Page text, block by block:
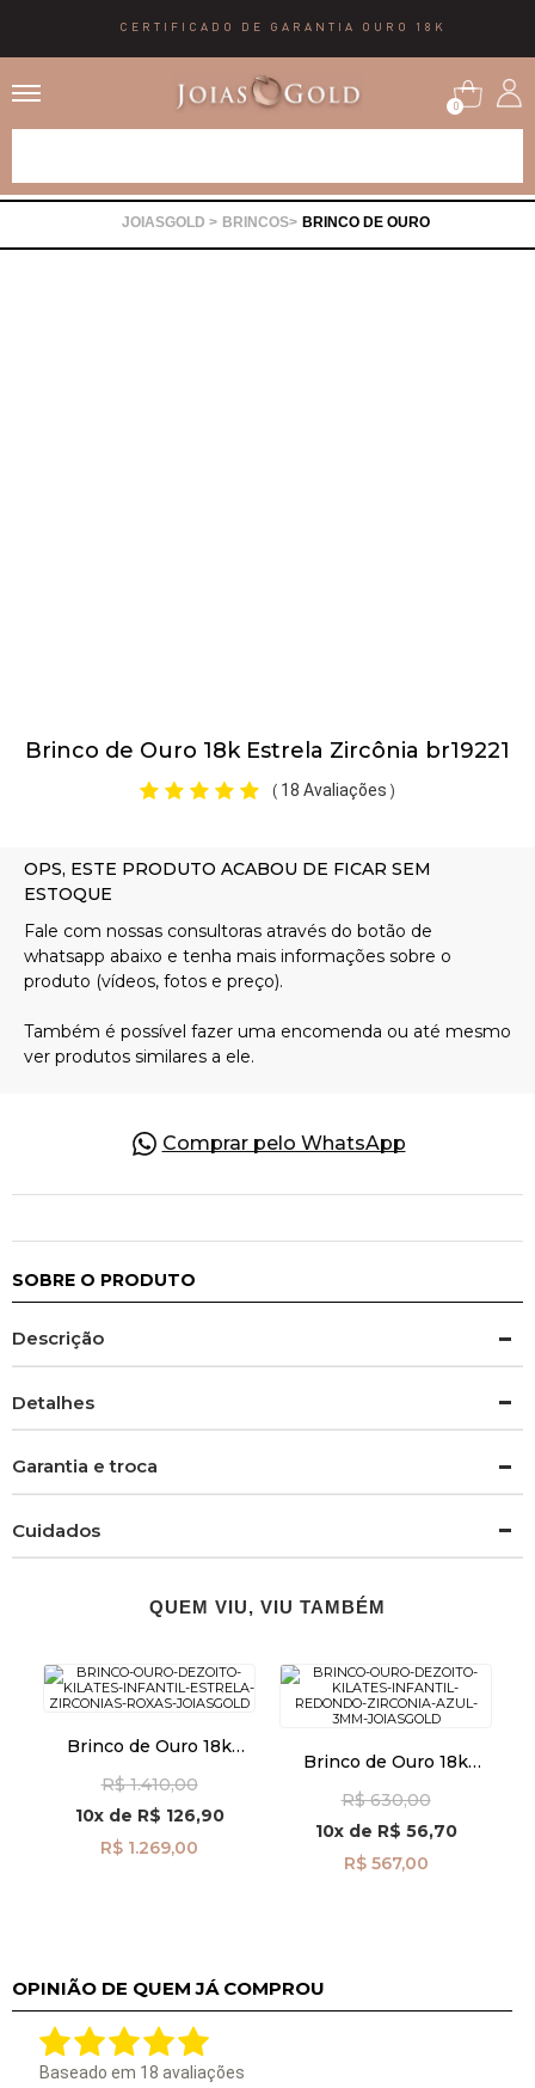
CERTIFICADO DE GARANTIA OURO 18K
0
BRINCOS BRINCO DE OURO
Brinco de Ouro 18k Estrela Zircônia br19221
( 18 Avaliações )
Comprar pelo WhatsApp
SOBRE O PRODUTO
Descrição
Detalhes
Garantia e troca
Cuidados
QUEM VIU, VIU TAMBÉM
Brinco de Ouro 18k
Zircônias Roxas
br29526
R$ 1.410,00
10xde R$ 126,90
R$ 1.269,00
Brinco de Ouro 18k
Zircônia Azul de 3mm
br29515
R$ 630,00
10xde R$ 56,70
R$ 567,00
OPINIÃO DE QUEM JÁ COMPROU
Baseado em 18 avaliações
Pedras Preciosas
OFERTAS